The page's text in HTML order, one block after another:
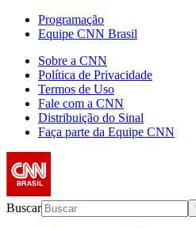
Programação
Equipe CNN Brasil
Sobre a CNN
Política de Privacidade
Termos de Uso
Fale com a CNN
Distribuição do Sinal
Faça parte da Equipe CNN
Buscar